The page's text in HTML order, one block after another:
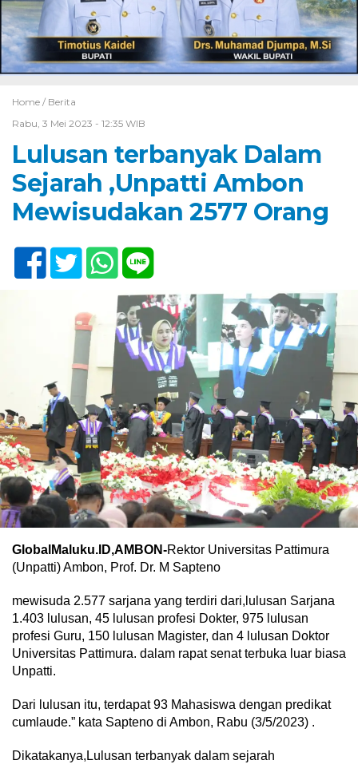
Home / Berita
Rabu, 3 Mei 2023 - 12:35 WIB
Lulusan terbanyak Dalam
Sejarah ,Unpatti Ambon
Mewisudakan 2577 Orang
GlobalMaluku.ID,AMBON-Rektor Universitas Pattimura
(Unpatti) Ambon, Prof. Dr. M Sapteno
mewisuda 2.577 sarjana yang terdiri dari,lulusan Sarjana
1.403 lulusan, 45 lulusan profesi Dokter, 975 lulusan
profesi Guru, 150 lulusan Magister, dan 4 lulusan Doktor
Universitas Pattimura. dalam rapat senat terbuka luar biasa
Unpatti.
Dari lulusan itu, terdapat 93 Mahasiswa dengan predikat
cumlaude.” kata Sapteno di Ambon, Rabu (3/5/2023) .
Dikatakanya,Lulusan terbanyak dalam sejarah